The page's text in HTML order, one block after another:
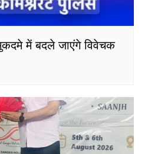
में बदले जाएंगे विवेचक